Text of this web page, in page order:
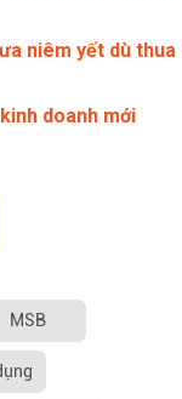
niêm yết dù thua
doanh mới
MSB